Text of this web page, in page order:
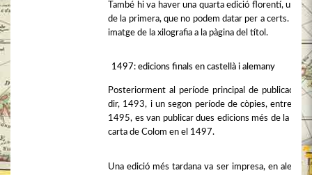
També hi va haver una quarta edició florentí, una
de la primera, que no podem datar per a certs. No
imatge de la xilografia a la pàgina del títol.
1497: edicions finals en castellà i alemany
Posteriorment al període principal de publicació,
dir, 1493, i un segon període de còpies, entre
1495, es van publicar dues edicions més de la
carta de Colom en el 1497.
Una edició més tardana va ser impresa, en